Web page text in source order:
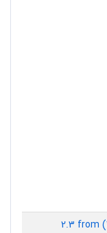
2.3 from